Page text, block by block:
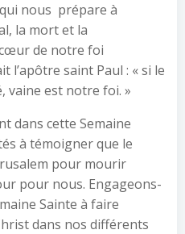
nous prépare à
la mort et la
de notre foi
l’apôtre saint Paul : « si le
vaine est notre foi. »
dans cette Semaine
à témoigner que le
pour mourir
pour nous. Engageons-
Sainte à faire
dans nos différents